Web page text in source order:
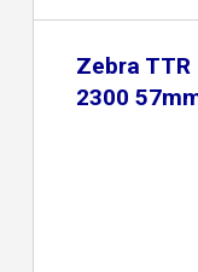
Zebra
2300